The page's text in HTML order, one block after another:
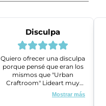
Disculpa
Quiero ofrecer una disculpa
porque pensé que eran los
mismos que "Urban
Craftroom" Lideart muy
amables me ayudaron a
gestionar un problema que
Mostrar más